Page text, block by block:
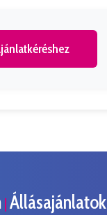
| Állásajánlatok